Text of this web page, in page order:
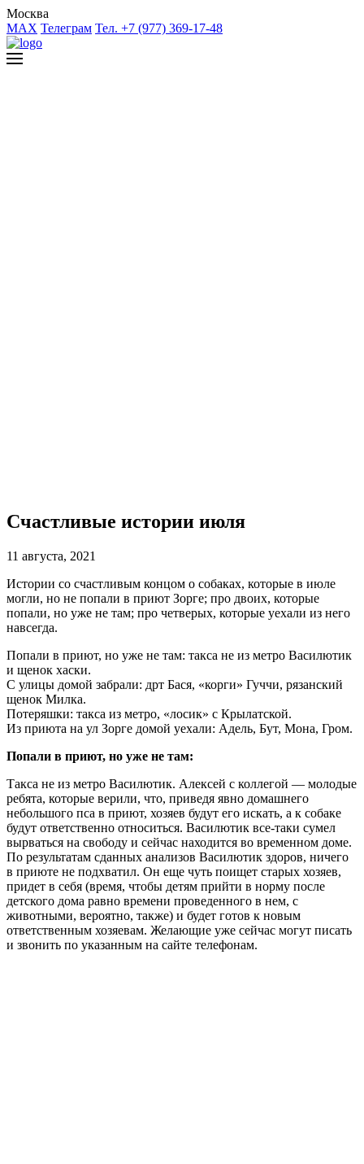
Москва
MAX Телеграм Тел. +7 (977) 369-17-48
Счастливые истории июля
11 августа, 2021
Истории со счастливым концом о собаках, которые в июле
могли, но не попали в приют Зорге; про двоих, которые
попали, но уже не там; про четверых, которые уехали из него
навсегда.
Попали в приют, но уже не там: такса не из метро Василютик
и щенок хаски.
С улицы домой забрали: дрт Бася, «корги» Гуччи, рязанский
щенок Милка.
Потеряшки: такса из метро, «лосик» с Крылатской.
Из приюта на ул Зорге домой уехали: Адель, Бут, Мона, Гром.
Попали в приют, но уже не там:
Такса не из метро Василютик. Алексей с коллегой — молодые
ребята, которые верили, что, приведя явно домашнего
небольшого пса в приют, хозяев будут его искать, а к собаке
будут ответственно относиться. Василютик все-таки сумел
вырваться на свободу и сейчас находится во временном доме.
По результатам сданных анализов Василютик здоров, ничего
в приюте не подхватил. Он еще чуть поищет старых хозяев,
придет в себя (время, чтобы детям прийти в норму после
детского дома равно времени проведенного в нем, с
животными, вероятно, также) и будет готов к новым
ответственным хозяевам. Желающие уже сейчас могут писать
и звонить по указанным на сайте телефонам.